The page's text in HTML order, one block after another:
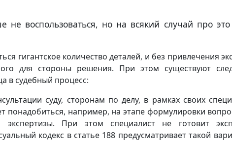
воспользоваться, но на всякий случай про
гигантское количество деталей, и без привлечения
для стороны решения. При этом существуют
в судебный процесс:
суду, сторонам по делу, в рамках своих
понадобиться, например, на этапе формулировки
экспертизы. При этом специалист не готовит
кодекс в статье 188 предусматривает такой